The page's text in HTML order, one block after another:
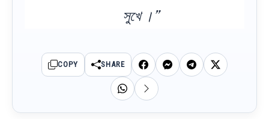
সুখে ।”
COPY SHARE